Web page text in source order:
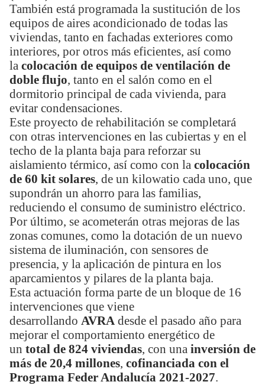
También está programada la sustitución de los
equipos de aires acondicionado de todas las
viviendas, tanto en fachadas exteriores como
interiores, por otros más eficientes, así como
la colocación de equipos de ventilación de
doble flujo, tanto en el salón como en el
dormitorio principal de cada vivienda, para
evitar condensaciones.
Este proyecto de rehabilitación se completará
con otras intervenciones en las cubiertas y en el
techo de la planta baja para reforzar su
aislamiento térmico, así como con la colocación
de 60 kit solares, de un kilowatio cada uno, que
supondrán un ahorro para las familias,
reduciendo el consumo de suministro eléctrico.
Por último, se acometerán otras mejoras de las
zonas comunes, como la dotación de un nuevo
sistema de iluminación, con sensores de
presencia, y la aplicación de pintura en los
aparcamientos y pilares de la planta baja.
Esta actuación forma parte de un bloque de 16
intervenciones que viene
desarrollando AVRA desde el pasado año para
mejorar el comportamiento energético de
un total de 824 viviendas, con una inversión de
más de 20,4 millones, cofinanciada con el
Programa Feder Andalucía 2021-2027.